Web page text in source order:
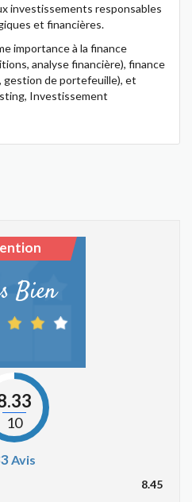
investissements responsables
et financières.
importance à la finance
analyse financière), finance
gestion de portefeuille), et
Investissement
Bien
10
Avis
8.45